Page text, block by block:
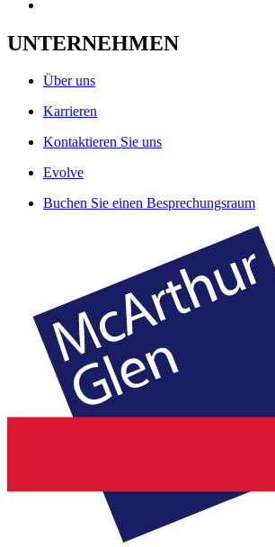
UNTERNEHMEN
Über uns
Karrieren
Kontaktieren Sie uns
Evolve
Buchen Sie einen Besprechungsraum